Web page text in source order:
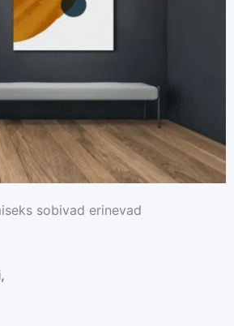
sobivad erinevad